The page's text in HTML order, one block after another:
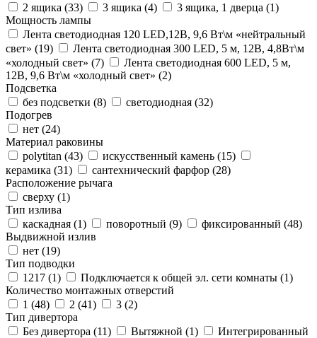
2 ящика (33) 3 ящика (4) 3 ящика, 1 дверца (1)
Мощность лампы
Лента светодиодная 120 LED,12В, 9,6 Вт\м «нейтральный
свет» (19)
Лента светодиодная 300 LED, 5 м, 12В, 4,8Вт\м
«холодный свет» (7)
Лента светодиодная 600 LED, 5 м,
12В, 9,6 Вт\м «холодный свет» (2)
Подсветка
без подсветки (8) светодиодная (32)
Подогрев
нет (24)
Материал раковины
polytitan (43) искусственный камень (15)
керамика (31) сантехнический фарфор (28)
Расположение рычага
сверху (1)
Тип излива
каскадная (1) поворотный (9) фиксированный (48)
Выдвижной излив
нет (19)
Тип подводки
1217 (1) Подключается к общей эл. сети комнаты (1)
Количество монтажных отверстий
1 (48) 2 (41) 3 (2)
Тип дивертора
Без дивертора (11) Вытяжной (1)
Интегрированный